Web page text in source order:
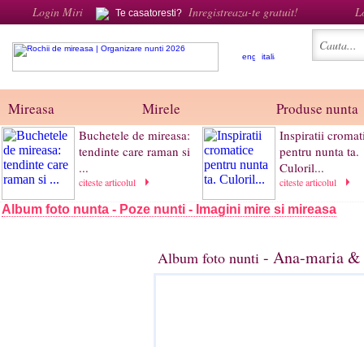
Login Miri Te casatoresti? Inregistreaza-te gratuit!
Mireasa Mirele Produse nunta
Buchetele de mireasa:
tendinte care raman si
...
citeste articolul
Inspiratii
pentru nunta ta.
Culoril...
citeste articolul
Album foto nunta - Poze nunti - Imagini mire si mireasa
Album foto nunti - Ana-maria &